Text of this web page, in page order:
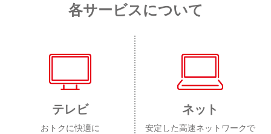
各サービスについて
テレビ
おトクに快適に
ネット
安定した高速ネットワークで